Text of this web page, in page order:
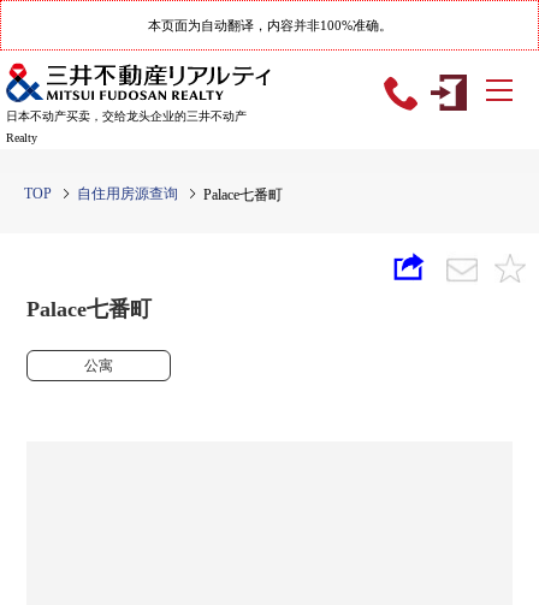
本页面为自动翻译，内容并非100%准确。
日本不动产买卖，交给龙头企业的三井不动产
Realty
TOP 自住用房源查询 Palace七番町
Palace七番町
公寓